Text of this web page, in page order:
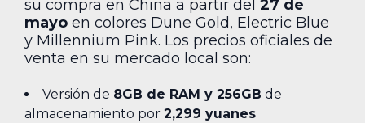
su compra en China a partir del 27 de
mayo en colores Dune Gold, Electric Blue
y Millennium Pink. Los precios oficiales de
venta en su mercado local son:
Versión de 8GB de RAM y 256GB de
almacenamiento por 2,299 yuanes